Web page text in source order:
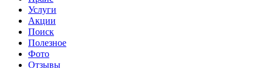
Услуги
Акции
Поиск
Полезное
Фото
Отзывы